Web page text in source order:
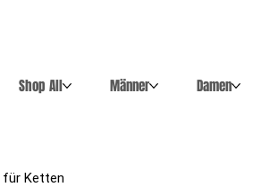
Shop All Männer Damen
für Ketten